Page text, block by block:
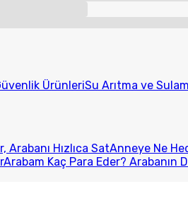
ÜrünleriSu Arıtma ve
Arabanı Hızlıca SatAnneye Ne
Arabam Kaç Para Eder? Arabanın